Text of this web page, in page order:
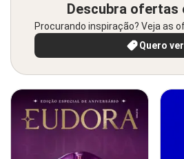
Descubra ofertas
Procurando inspiração? Veja as
Quero ver